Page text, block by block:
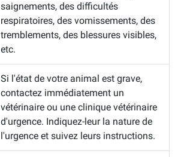
saignements, des difficultés
respiratoires, des vomissements, des
tremblements, des blessures visibles,
etc.
Si l'état de votre animal est grave,
contactez immédiatement un
vétérinaire ou une clinique vétérinaire
d'urgence. Indiquez-leur la nature de
l'urgence et suivez leurs instructions.